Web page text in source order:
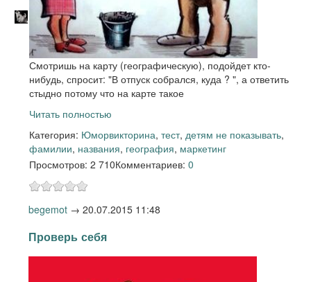
Смотришь на карту (географическую), подойдет кто-
нибудь, спросит: "В отпуск собрался, куда ? ", а ответить
стыдно потому что на карте такое
Читать полностью
Категория: Юморвикторина, тест, детям не показывать,
фамилии, названия, география, маркетинг
Просмотров: 2 710Комментариев: 0
begemot → 20.07.2015 11:48
Проверь себя